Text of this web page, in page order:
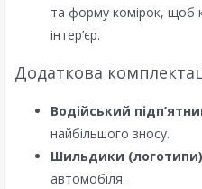
та форму комірок, щоб
інтер’єр.
Додаткова
Водійський
найбільшого зносу.
Шильдики
автомобіля.